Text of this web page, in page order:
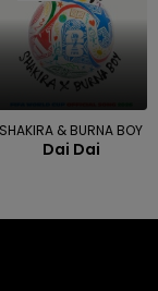
SHAKIRA & BURNA BOY
Dai Dai